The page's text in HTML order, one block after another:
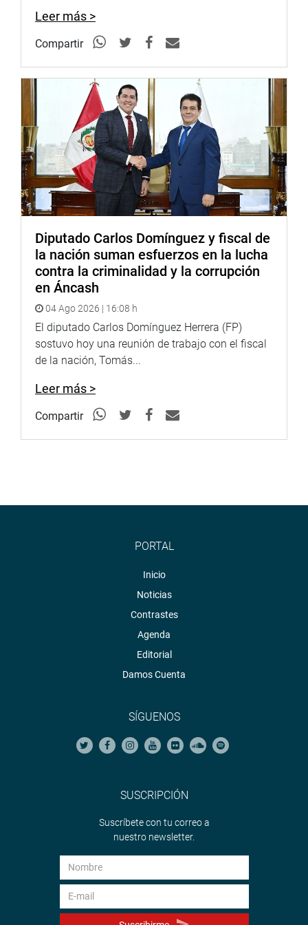
mayor incidencia en la población a partir del próximo
DESPACHO CONGRESAL
Leer más >
Compartir
Diputado Carlos Domínguez y fiscal de
la nación suman esfuerzos en la lucha
contra la criminalidad y la corrupción
en Áncash
04 Ago 2026 | 16:08 h
El diputado Carlos Domínguez Herrera (FP)
sostuvo hoy una reunión de trabajo con el fiscal
de la nación, Tomás...
Leer más >
Compartir
PORTAL
Inicio
Noticias
Contrastes
Agenda
Editorial
Damos Cuenta
SÍGUENOS
SUSCRIPCIÓN
Suscríbete con tu correo a
nuestro newsletter.